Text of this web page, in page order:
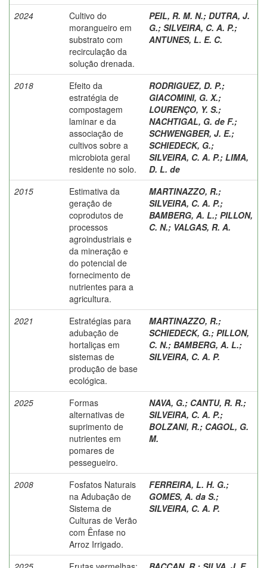
2024
Cultivo do
morangueiro em
substrato com
recirculação da
solução drenada.
PEIL, R. M. N.; DUTRA, J.
G.; SILVEIRA, C. A. P.;
ANTUNES, L. E. C.
2018
Efeito da
estratégia de
compostagem
laminar e da
associação de
cultivos sobre a
microbiota geral
residente no solo.
RODRIGUEZ, D. P.;
GIACOMINI, G. X.;
LOURENÇO, Y. S.;
NACHTIGAL, G. de F.;
SCHWENGBER, J. E.;
SCHIEDECK, G.;
SILVEIRA, C. A. P.; LIMA,
D. L. de
2015
Estimativa da
geração de
coprodutos de
processos
agroindustriais e
da mineração e
do potencial de
fornecimento de
nutrientes para a
agricultura.
MARTINAZZO, R.;
SILVEIRA, C. A. P.;
BAMBERG, A. L.; PILLON,
C. N.; VALGAS, R. A.
2021
Estratégias para
adubação de
hortaliças em
sistemas de
produção de base
ecológica.
MARTINAZZO, R.;
SCHIEDECK, G.; PILLON,
C. N.; BAMBERG, A. L.;
SILVEIRA, C. A. P.
2025
Formas
alternativas de
suprimento de
nutrientes em
pomares de
pessegueiro.
NAVA, G.; CANTU, R. R.;
SILVEIRA, C. A. P.;
BOLZANI, R.; CAGOL, G.
M.
2008
Fosfatos Naturais
na Adubação de
Sistema de
Culturas de Verão
com Ênfase no
Arroz Irrigado.
FERREIRA, L. H. G.;
GOMES, A. da S.;
SILVEIRA, C. A. P.